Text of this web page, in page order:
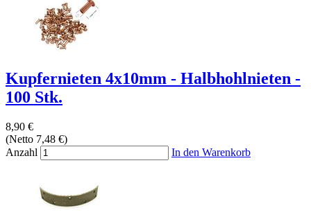
Kupfernieten 4x10mm - Halbhohlnieten -
100 Stk.
8,90 €
(Netto 7,48 €)
Anzahl
In den Warenkorb